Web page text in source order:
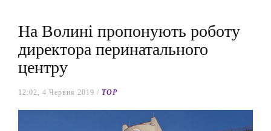
На Волині пропонують роботу
директора перинатального
центру
12:02, 4 Червня 2019 / TOP